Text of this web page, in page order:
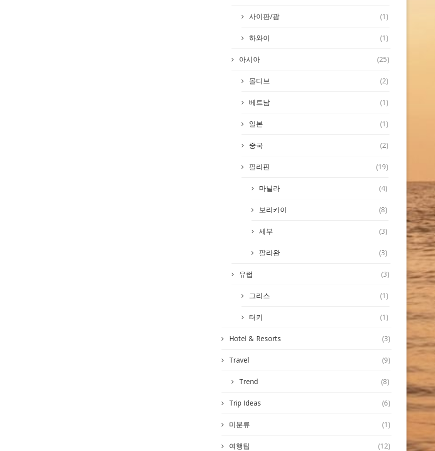
사이판/괌 (1)
하와이 (1)
아시아 (25)
몰디브 (2)
베트남 (1)
일본 (1)
중국 (2)
필리핀 (19)
마닐라 (4)
보라카이 (8)
세부 (3)
팔라완 (3)
유럽 (3)
그리스 (1)
터키 (1)
Hotel & Resorts (3)
Travel (9)
Trend (8)
Trip Ideas (6)
미분류 (1)
여행팁 (12)